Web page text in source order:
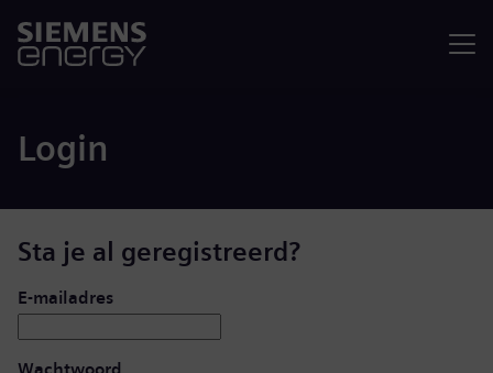
Login
Sta je al geregistreerd?
Inloggen: gebruiker en wachtwoord
E-mailadres